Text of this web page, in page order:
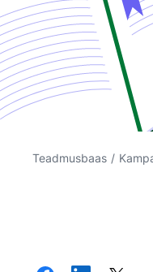
Teadmusbaas /